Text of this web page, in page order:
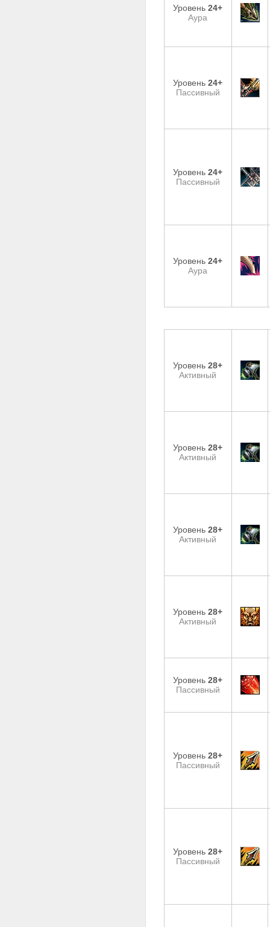
Уровень24+
Аура
Уровень24+
Пассивный
Уровень24+
Пассивный
Уровень24+
Аура
Уровень28+
Активный
Уровень28+
Активный
Уровень28+
Активный
Уровень28+
Активный
Уровень28+
Пассивный
Уровень28+
Пассивный
Уровень28+
Пассивный